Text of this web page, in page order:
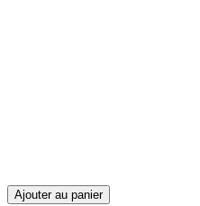
Ajouter au panier